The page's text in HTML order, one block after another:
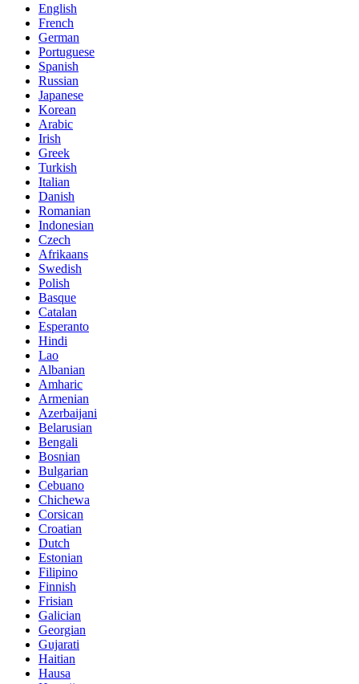
English
French
German
Portuguese
Spanish
Russian
Japanese
Korean
Arabic
Irish
Greek
Turkish
Italian
Danish
Romanian
Indonesian
Czech
Afrikaans
Swedish
Polish
Basque
Catalan
Esperanto
Hindi
Lao
Albanian
Amharic
Armenian
Azerbaijani
Belarusian
Bengali
Bosnian
Bulgarian
Cebuano
Chichewa
Corsican
Croatian
Dutch
Estonian
Filipino
Finnish
Frisian
Galician
Georgian
Gujarati
Haitian
Hausa